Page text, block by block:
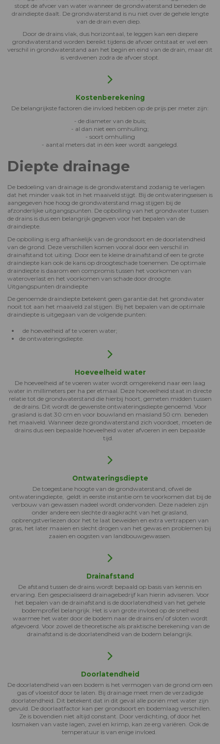
stopt de afvoer van water wanneer de grondwaterstand beneden de
draindiepte daalt. De grondwaterstand is nu niet over de gehele lengte
van de drain even diep.
Door de drains vlak, dus horizontaal, te leggen kan een diepere
grondwaterstand worden bereikt tijdens de afvoer ontstaat er wel een
verschil in grondwaterstand aan het begin en eind van de drain, maar dit
is verdwenen zodra de afvoer stopt.
Kostenberekening
De belangrijkste factoren die invloed hebben op de prijs per meter zijn:
- de diameter van de buis;
- al dan niet een omhulling;
- soort omhulling
- aantal meters dat in één keer wordt aangelegd.
Diepte drainage
De bedoeling van drainage is de grondwaterstand zodanig te verlagen
dat het minder vaak tot in het maaiveld stijgt. Bij de ontwateringseisen is
aangegeven hoe hoog de grondwaterstand mag stijgen bij de
afzonderlijke uitgangspunten. De opbolling van het grondwater tussen
de drains is dus een belangrijk gegeven voor het bepalen van de
draindiepte.
De opbolling is erg afhankelijk van de grondsoort en de doorlatendheid
van de grond. Deze verschillen komen vooral door een verschil in
drainafstand tot uiting. Door een te kleine drainafstand of een te grote
draindiepte kan ook de kans op droogteschade toenemen. De optimale
draindiepte is daarom een compromis tussen het voorkomen van
wateroverlast en het voorkomen van schade door droogte.
Uitgangspunten draindiepte
De genoemde draindiepte betekent geen garantie dat het grondwater
nooit tot aan het maaiveld zal stijgen. Bij het bepalen van de optimale
draindiepte is uitgegaan van de volgende punten:
de hoeveelheid af te voeren water;
de ontwateringsdiepte.
Hoeveelheid water
De hoeveelheid af te voeren water wordt omgerekend naar een laag
water in millimeters per ha per etmaal. Deze hoeveelheid staat in directe
relatie tot de grondwaterstand die hierbij hoort, gemeten midden tussen
de drains. Dit wordt de gewenste ontwateringsdiepte genoemd. Voor
grasland is dat 30 cm en voor bouwland en maisland 50 cm. beneden
het maaiveld. Wanneer deze grondwaterstand zich voordoet, moeten de
drains dus een bepaalde hoeveelheid water afvoeren in een bepaalde
tijd.
Ontwateringsdiepte
De toegestane hoogte van de grondwaterstand, ofwel de
ontwateringdiepte, geldt in eerste instantie om te voorkomen dat bij de
verbouw van gewassen nadeel wordt ondervonden. Deze nadelen zijn
onder andere een slechte draagkracht van het grasland,
opbrengstverliezen door het te laat beweiden en extra vertrappen van
gras, het later maaien en slecht drogen van het gewas en problemen bij
zaaien en oogsten van landbouwgewassen.
Drainafstand
De afstand tussen de drains wordt bepaald op basis van kennis en
ervaring. Een gespecialiseerd drainagebedrijf kan hierin adviseren. Voor
het bepalen van de drainafstand is de doorlatendheid van het gehele
bodemprofiel belangrijk. Het is van grote invloed op de snelheid
waarmee het water door de bodem naar de drains en/ of sloten wordt
afgevoerd. Voor zowel de theoretische als praktische berekening van de
drainafstand is de doorlatendheid van de bodem belangrijk.
Doorlatendheid
De doorlatendheid van een bodem is het vermogen van de grond om een
gas of vloeistof door te laten. Bij drainage meet men de verzadigde
doorlatendheid. Dit betekent dat in dit geval alle poriën met water zijn
gevuld. De doorlaatfactor kan per grondsoort en bodemlaag verschillen.
Ze is bovendien niet altijd constant. Door verdichting, of door het
losmaken van vaste lagen, zwel en krimp, kan ze erg variëren. Ook de
temperatuur is van enige invloed.